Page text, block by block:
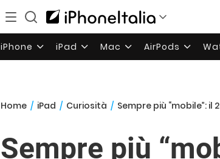
iPhone iPad Mac AirPods
Home / iPad / Curiosità / Sempre più “mobile”:
Sempre più